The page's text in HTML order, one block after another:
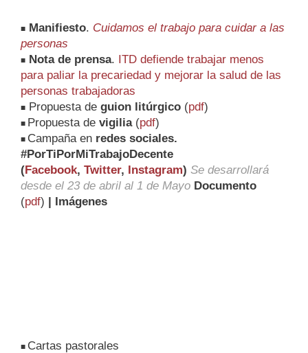
■ Manifiesto. Cuidamos el trabajo para cuidar a las
personas
■ Nota de prensa. ITD defiende trabajar menos
para paliar la precariedad y mejorar la salud de las
personas trabajadoras
■ Propuesta de guion litúrgico (pdf)
■ Propuesta de vigilia(pdf)
■ Campaña en redes sociales.
#PorTiPorMiTrabajoDecente
(Facebook, Twitter, Instagram) Se desarrollará
desde el 23 de abril al 1 de Mayo Documento
(pdf) | Imágenes
■ Cartas pastorales